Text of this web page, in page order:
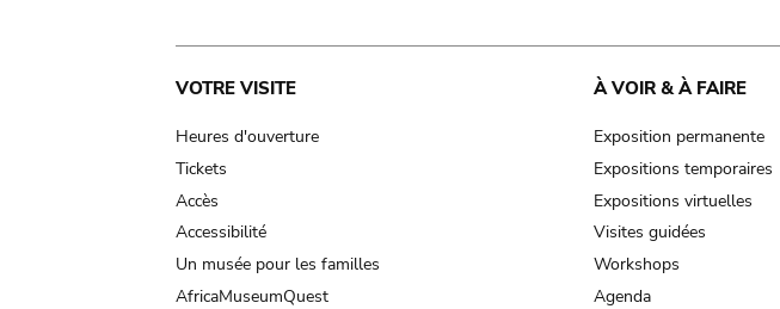
Main
navigation
VOTRE VISITE
Heures d'ouverture
Tickets
Accès
Accessibilité
Un musée pour les familles
AfricaMuseumQuest
À VOIR & À FAIRE
Exposition permanente
Expositions temporaires
Expositions virtuelles
Visites guidées
Workshops
Agenda